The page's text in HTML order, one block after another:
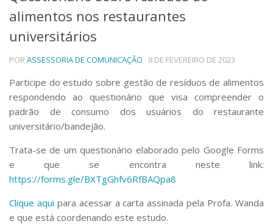
Telefones e Mapas
Pessoas
Ensino
Graduação
Educação a distância
Cursos de Extensão
Pesquisa e Inovação
Linhas de Pesquisa
Centros, Núcleos e Projetos em Rede
Pós-doutorado
Iniciação Científica
Transferência de Tecnologia
Empresas Juniores
Extensão à Comunidade
alimentos nos restaurantes
universitários
PORASSESSORIA DE COMUNICAÇÃO · 8 DE FEVEREIRO DE 2023
Participe do estudo sobre gestão de resíduos de alimentos
respondendo ao questionário que visa compreender o
padrão de consumo dos usuários do restaurante
universitário/bandejão.
Trata-se de um questionário elaborado pelo Google Forms
e que se encontra neste link:
https://forms.gle/BXTgGhfv6RfBAQpa8
Clique aqui para acessar a carta assinada pela Profa. Wanda
e que está coordenando este estudo.